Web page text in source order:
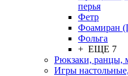
перья
Фетр
Фоамиран
Фольга
+ ЕЩЕ 7
Рюкзаки, ранцы,
Игры